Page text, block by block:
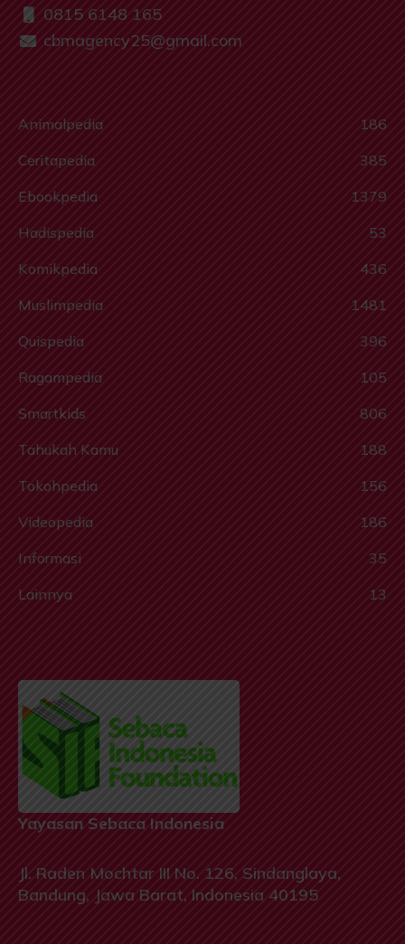
0815 6148 165
cbmagency25@gmail.com
Animalpedia
186
Ceritapedia
385
Ebookpedia
1379
Hadispedia
53
Komikpedia
436
Muslimpedia
1481
Quispedia
396
Ragampedia
105
Smartkids
806
Tahukah Kamu
188
Tokohpedia
156
Videopedia
186
Informasi
35
Lainnya
13
Yayasan Sebaca Indonesia
Jl. Raden Mochtar III No. 126, Sindanglaya,
Bandung, Jawa Barat, Indonesia 40195